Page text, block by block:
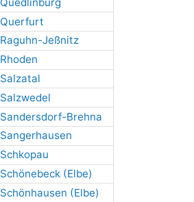
Querfurt
Raguhn-Jeßnitz
Rhoden
Salzatal
Salzwedel
Sandersdorf-Brehna
Sangerhausen
Schkopau
Schönebeck (Elbe)
Schönhausen (Elbe)